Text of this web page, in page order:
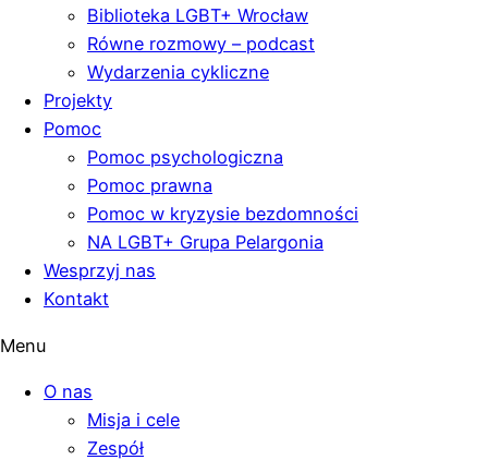
Biblioteka LGBT+ Wrocław
Równe rozmowy – podcast
Wydarzenia cykliczne
Projekty
Pomoc
Pomoc psychologiczna
Pomoc prawna
Pomoc w kryzysie bezdomności
NA LGBT+ Grupa Pelargonia
Wesprzyj nas
Kontakt
Menu
O nas
Misja i cele
Zespół